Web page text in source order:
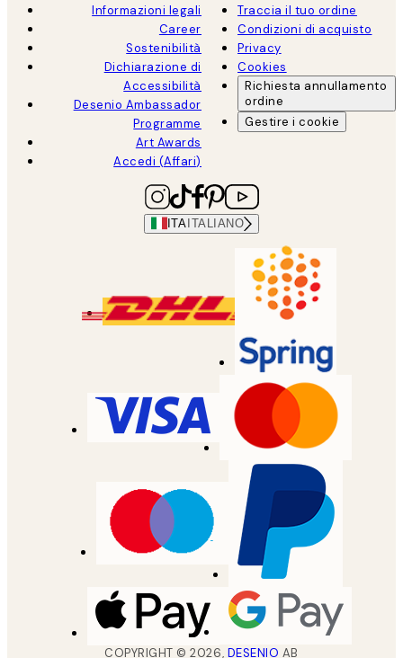
Informazioni legali
Career
Sostenibilità
Dichiarazione di
Accessibilità
Desenio Ambassador
Programme
Art Awards
Accedi (Affari)
Traccia il tuo ordine
Condizioni di acquisto
Privacy
Cookies
Richiesta annullamento
ordine
Gestire i cookie
ITA ITALIANO
COPYRIGHT ©2026, DESENIO AB